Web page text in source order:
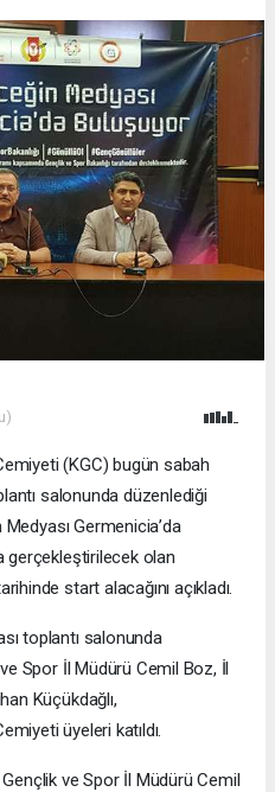
(KGC) bugün sabah
salonunda düzenlediği
Medyası Germenicia’da
gerçekleştirilecek olan
start alacağını açıkladı.
toplantı salonunda
Spor İl Müdürü Cemil Boz, İl
Küçükdağlı,
üyeleri katıldı.
ve Spor İl Müdürü Cemil